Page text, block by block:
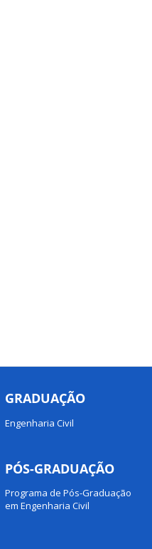
GRADUAÇÃO
Engenharia Civil
PÓS-GRADUAÇÃO
Programa de Pós-Graduação
em Engenharia Civil